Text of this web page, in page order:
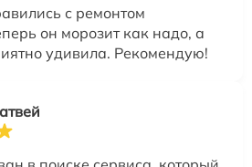
с ремонтом
он морозит как надо, а
удивила. Рекомендую!